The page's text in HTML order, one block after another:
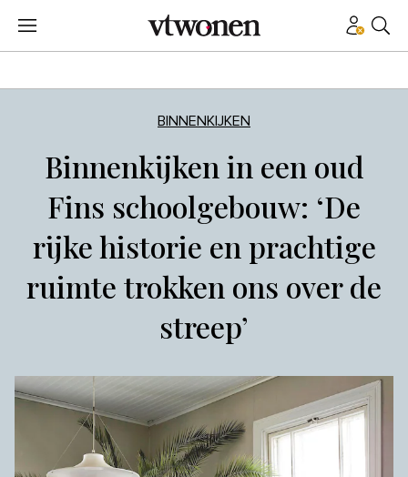
BINNENKIJKEN
Binnenkijken in een oud
Fins schoolgebouw: ‘De
rijke historie en prachtige
ruimte trokken ons over de
streep’